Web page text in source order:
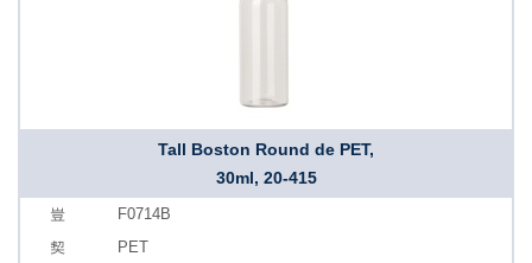
Tall Boston Round de PET,
30ml, 20-415
F0714B
PET